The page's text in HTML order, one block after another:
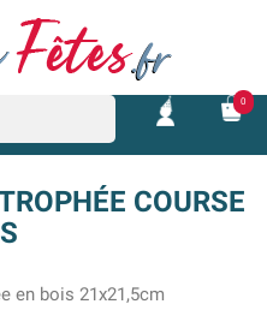
0
COURSE
en bois 21x21,5cm